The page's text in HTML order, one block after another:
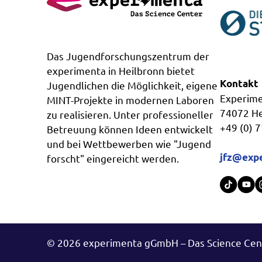
Das Jugendforschungszentrum der
experimenta in Heilbronn bietet
Jugendlichen die Möglichkeit, eigene
MINT-Projekte in modernen Laboren
zu realisieren. Unter professioneller
Betreuung können Ideen entwickelt
und bei Wettbewerben wie "Jugend
forscht" eingereicht werden.
Kontakt
74072
+49 (0)
© 2026 experimenta gGmbH – Das Science